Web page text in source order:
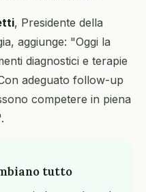
, Presidente della
aggiunge: "Oggi la
diagnostici e terapie
adeguato follow-up
competere in piena
tutto